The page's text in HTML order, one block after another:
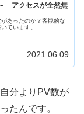
アクセスが全然無
あったのか？客観的な
ています。
2021.06.09
分よりPV数が
たんです。